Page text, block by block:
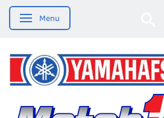
Skifte navigation
Menu